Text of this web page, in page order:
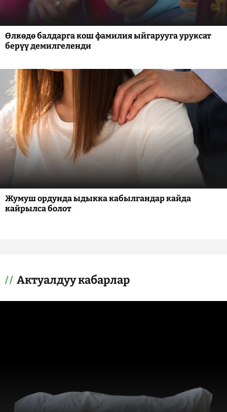
Өлкөдө балдарга кош фамилия ыйгарууга уруксат
берүү демилгеленди
Жумуш ордунда ыдыкка кабылгандар кайда
кайрылса болот
Актуалдуу кабарлар